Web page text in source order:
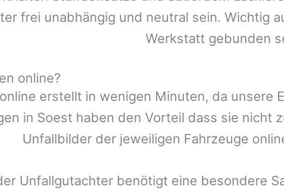
frei unabhängig und neutral sein. Wichtig
Werkstatt gebunden
online?
erstellt in wenigen Minuten, da unsere
in Soest haben den Vorteil dass sie nicht
Unfallbilder der jeweiligen Fahrzeuge
Unfallgutachter benötigt eine besondere